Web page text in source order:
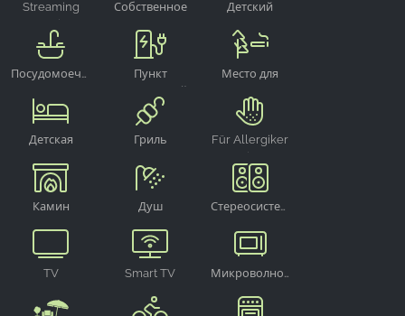
Streaming
Sonstige
Собственное
место
Детский
кормления
Посудомоечная
Пункт
электронной
зарядки
Место для
улице
Детская
кроватка
Гриль
Für Allergiker
geeignet
Камин Душ Стереосистема
TV Smart TV
Микроволновая